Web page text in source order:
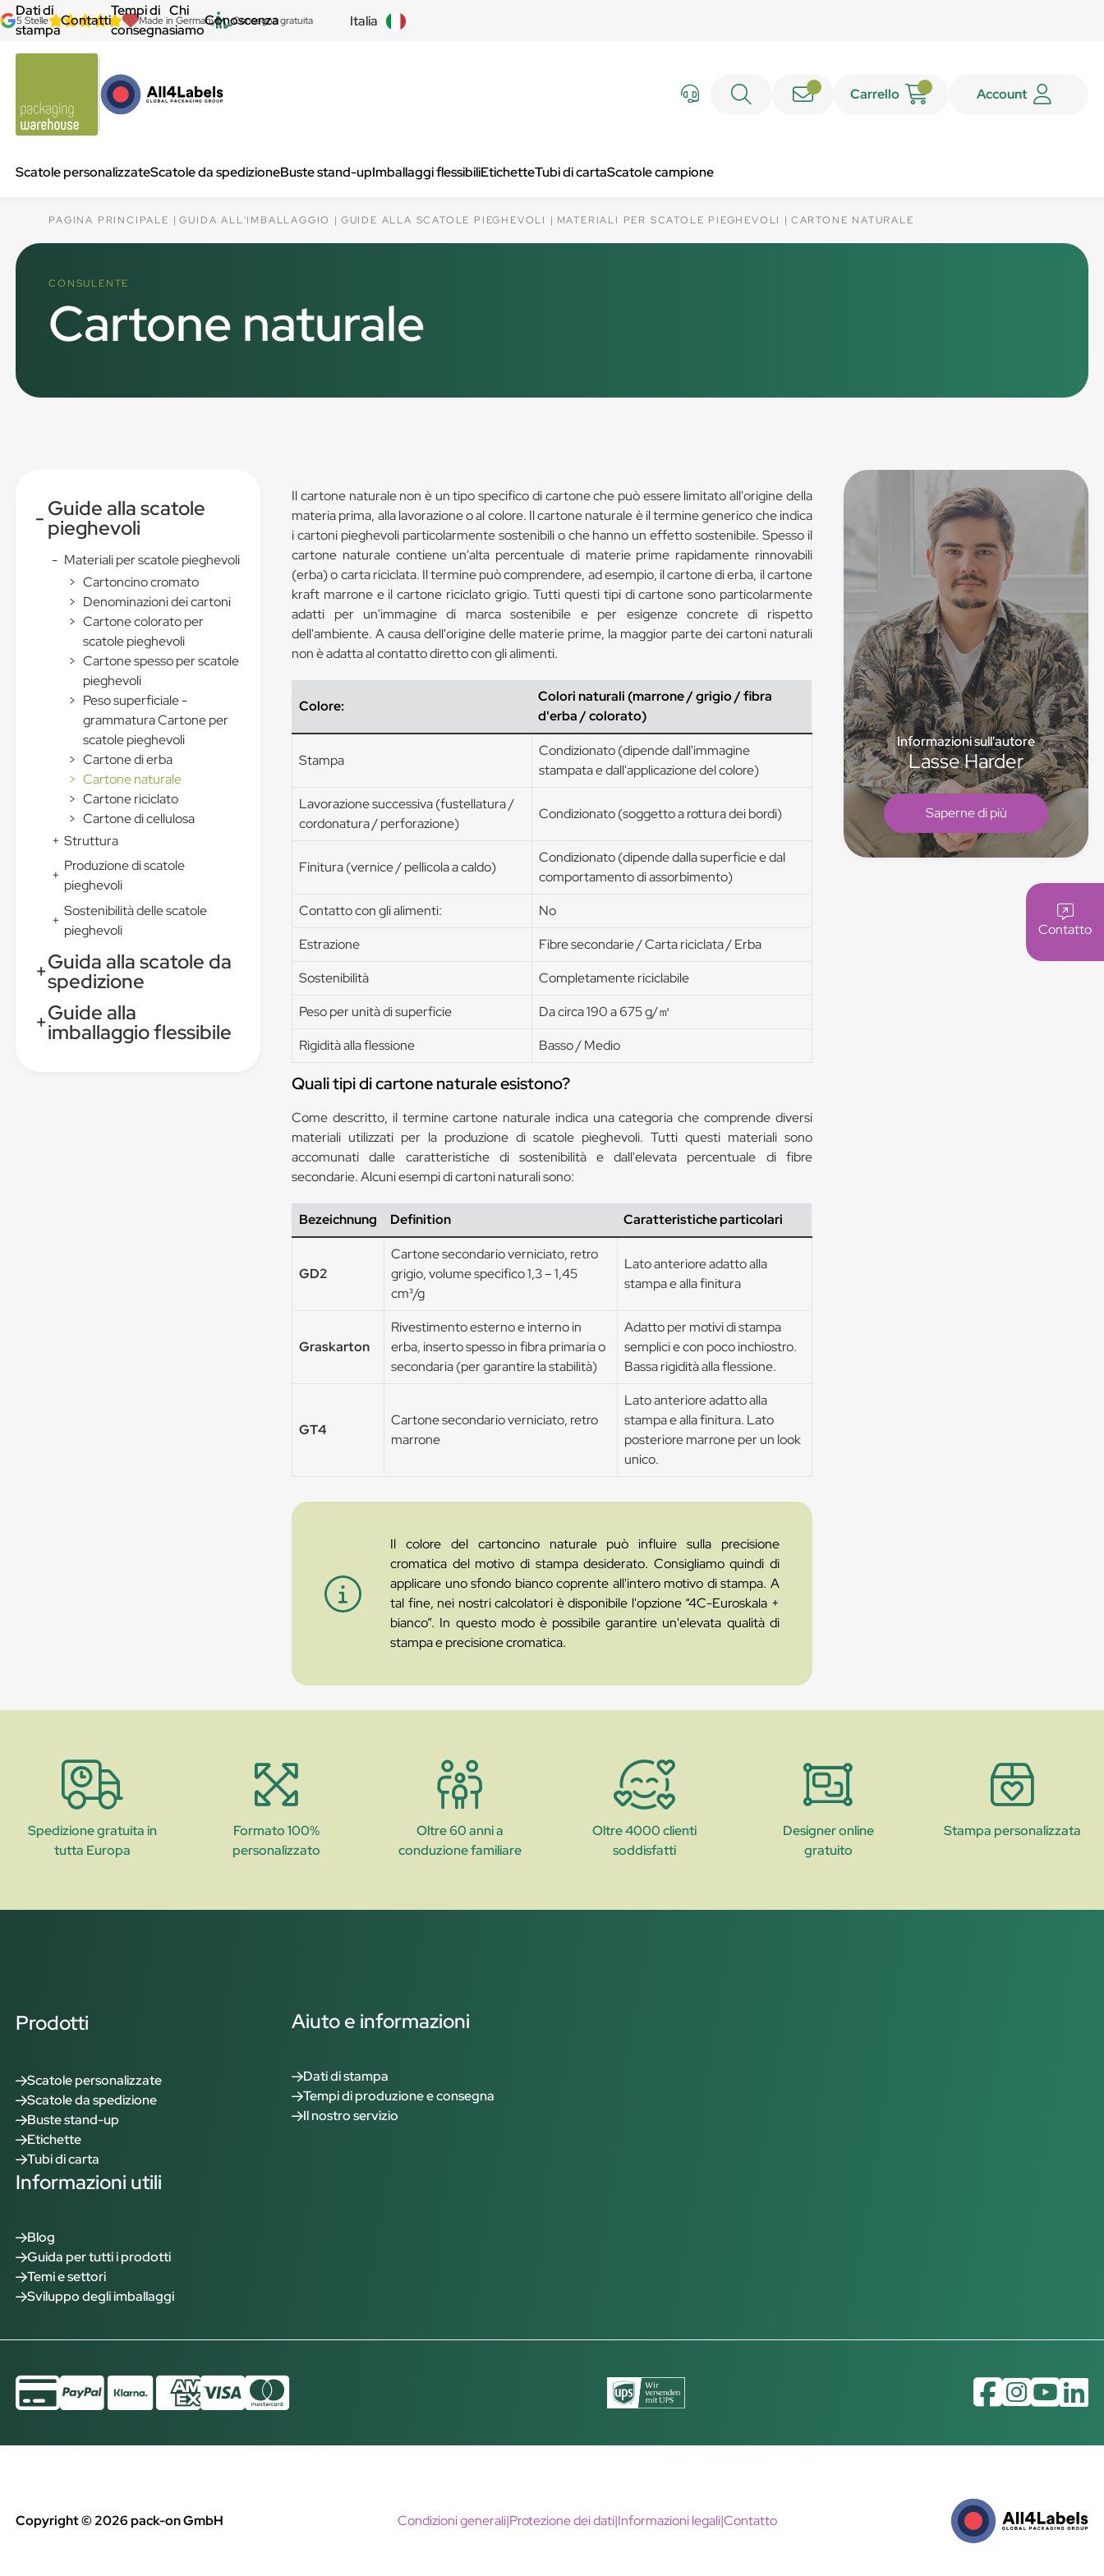
5 Stelle Made in Germany Consegna gratuita Italia
Carrello Account
Scatole personalizzateScatole da spedizioneBuste stand-upImballaggi flessibiliEtichetteTubi di cartaScatole campione
Dati di
stampa
Contatti
Tempi di
consegna
Chi
siamo
Conoscenza
Contatto
PAGINA PRINCIPALE GUIDA ALL'IMBALLAGGIO GUIDE ALLA SCATOLE PIEGHEVOLI MATERIALI PER SCATOLE PIEGHEVOLI CARTONE NATURALE
CONSULENTE
Cartone naturale
-Guide alla scatole
pieghevoli
- Materiali per scatole pieghevoli
> Cartoncino cromato
> Denominazioni dei cartoni
> Cartone colorato per
scatole pieghevoli
> Cartone spesso per scatole
pieghevoli
> Peso superficiale -
grammatura Cartone per
scatole pieghevoli
> Cartone di erba
> Cartone naturale
> Cartone riciclato
> Cartone di cellulosa
+ Struttura
+
Produzione di scatole
pieghevoli
+
Sostenibilità delle scatole
pieghevoli
+Guida alla scatole da
spedizione
+Guide alla
imballaggio flessibile
Il cartone naturale non è un tipo specifico di cartone che può essere limitato all'origine della
materia prima, alla lavorazione o al colore. Il cartone naturale è il termine generico che indica
i cartoni pieghevoli particolarmente sostenibili o che hanno un effetto sostenibile. Spesso il
cartone naturale contiene un'alta percentuale di materie prime rapidamente rinnovabili
(erba) o carta riciclata. Il termine può comprendere, ad esempio, il cartone di erba, il cartone
kraft marrone e il cartone riciclato grigio. Tutti questi tipi di cartone sono particolarmente
adatti per un'immagine di marca sostenibile e per esigenze concrete di rispetto
dell'ambiente. A causa dell'origine delle materie prime, la maggior parte dei cartoni naturali
non è adatta al contatto diretto con gli alimenti.
Colore:
Colori naturali (marrone / grigio / fibra
d'erba / colorato)
Stampa
Condizionato (dipende dall'immagine
stampata e dall'applicazione del colore)
Lavorazione successiva (fustellatura /
cordonatura / perforazione)
Condizionato (soggetto a rottura dei bordi)
Finitura (vernice / pellicola a caldo)
Condizionato (dipende dalla superficie e dal
comportamento di assorbimento)
Contatto con gli alimenti:
No
Estrazione
Fibre secondarie / Carta riciclata / Erba
Sostenibilità
Completamente riciclabile
Peso per unità di superficie
Da circa 190 a 675 g/㎡
Rigidità alla flessione
Basso / Medio
Quali tipi di cartone naturale esistono?
Come descritto, il termine cartone naturale indica una categoria che comprende diversi
materiali utilizzati per la produzione di scatole pieghevoli. Tutti questi materiali sono
accomunati dalle caratteristiche di sostenibilità e dall'elevata percentuale di fibre
secondarie. Alcuni esempi di cartoni naturali sono:
Bezeichnung Definition Caratteristiche particolari
GD2
Cartone secondario verniciato, retro
grigio, volume specifico 1,3 – 1,45
cm³/g
Lato anteriore adatto alla
stampa e alla finitura
Graskarton
Rivestimento esterno e interno in
erba, inserto spesso in fibra primaria o
secondaria (per garantire la stabilità)
Adatto per motivi di stampa
semplici e con poco inchiostro.
Bassa rigidità alla flessione.
GT4
Cartone secondario verniciato, retro
marrone
Lato anteriore adatto alla
stampa e alla finitura. Lato
posteriore marrone per un look
unico.
Il colore del cartoncino naturale può influire sulla precisione
cromatica del motivo di stampa desiderato. Consigliamo quindi di
applicare uno sfondo bianco coprente all'intero motivo di stampa. A
tal fine, nei nostri calcolatori è disponibile l'opzione “4C-Euroskala +
bianco”. In questo modo è possibile garantire un'elevata qualità di
stampa e precisione cromatica.
Informazioni sull'autore
Lasse Harder
Saperne di più
Spedizione gratuita in
tutta Europa
Formato 100%
personalizzato
Oltre 60 anni a
conduzione familiare
Oltre 4000 clienti
soddisfatti
Designer online
gratuito
Stampa personalizzata
Prodotti
Scatole personalizzate
Scatole da spedizione
Buste stand-up
Etichette
Tubi di carta
Informazioni utili
Blog
Guida per tutti i prodotti
Temi e settori
Sviluppo degli imballaggi
Aiuto e informazioni
Dati di stampa
Tempi di produzione e consegna
Il nostro servizio
Copyright © 2026 pack-on GmbH Condizioni generali|Protezione dei dati|Informazioni legali|Contatto